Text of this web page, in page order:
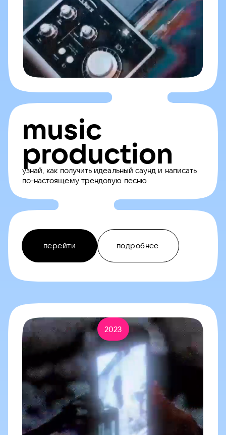
music
production
узнай, как получить идеальный саунд и написать
по-настоящему трендовую песню
перейти подробнее
2023